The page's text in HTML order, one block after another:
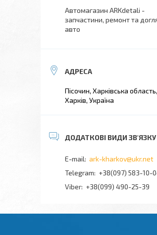
Автомагазин ARKdetali -
запчастини, ремонт та
авто
Пісочин, Харківська область,
Харків, Україна
ark-kharkov@ukr.net
+38(097) 583-10-
+38(099) 490-25-39